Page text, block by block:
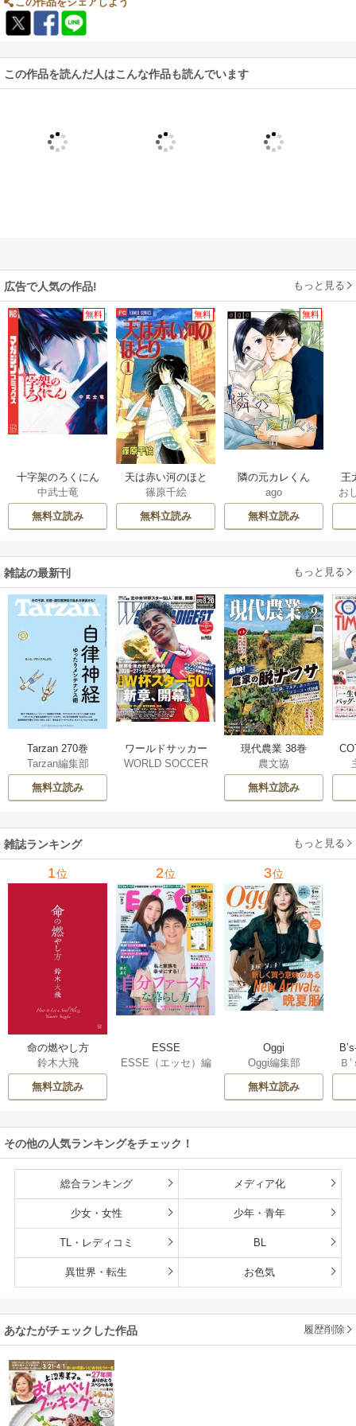
この作品を読んだ人はこんな作品も読んでいます
広告で人気の作品! もっと見る
無料
十字架のろくにん
中武士竜
無料立読み
無料
天は赤い河のほと
り
篠原千絵
無料立読み
無料
隣の元カレくん
ago
無料立読み
王
こ
二
お
雑誌の最新刊 もっと見る
Tarzan 270巻
Tarzan編集部
無料立読み
ワールドサッカー
ダイジェスト 659巻
WORLD SOCCER
現代農業 38巻
農文協
無料立読み
雑誌ランキング もっと見る
1位
命の燃やし方
鈴木大飛
無料立読み
2位
ESSE
ESSE（エッセ）編
3位
Oggi
Oggi編集部
無料立読み
フ
Ｂ
その他の人気ランキングをチェック！
総合ランキング メディア化
少女・女性 少年・青年
TL・レディコミ BL
異世界・転生 お色気
あなたがチェックした作品 履歴削除